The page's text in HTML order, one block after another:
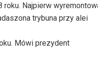
Najpierw
trybuna przy alei
Mówi prezydent